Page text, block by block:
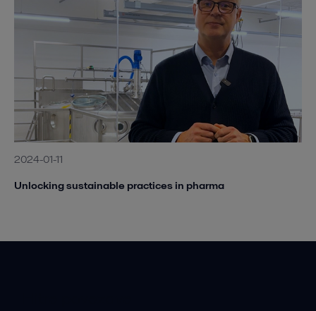
2024-01-11
Unlocking sustainable practices in pharma